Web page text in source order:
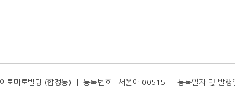
토마토빌딩 (합정동) ㅣ 등록번호 : 서울아 00515 ㅣ 등록일자 및 발